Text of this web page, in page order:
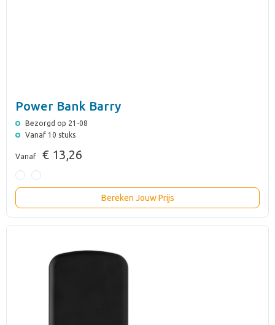
Power Bank Barry
Bezorgd op 21-08
Vanaf 10 stuks
Vanaf € 13,26
Bereken Jouw Prijs